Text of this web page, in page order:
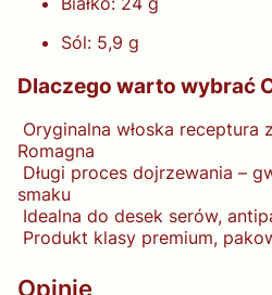
Sól: 5,9 g
Dlaczego warto wybrać
Oryginalna włoska receptura
Romagna
Długi proces dojrzewania –
smaku
Idealna do desek serów,
Produkt klasy premium,
Opinie